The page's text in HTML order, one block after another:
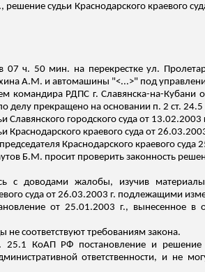
решение судьи Краснодарского краевого
07 ч. 50 мин. на перекрестке ул.
А.М. и автомашины "<...>" под
командира РДПС г. Славянска-на-Кубани
делу прекращено на основании п. 2 ст.
Славянского городского суда от
Краснодарского краевого суда от
Краснодарского краевого
Б.М. просит проверить законность
с доводами жалобы, изучив
суда от 26.03.2003 г. подлежащими
от 25.01.2003 г., вынесенное в
соответствуют требованиям закона.
25.1 КоАП РФ постановление и решение
ответственности, и не